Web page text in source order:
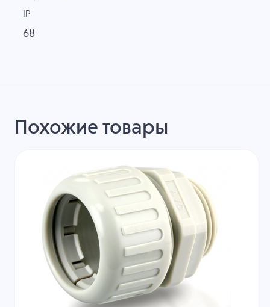
IP
68
Похожие товары